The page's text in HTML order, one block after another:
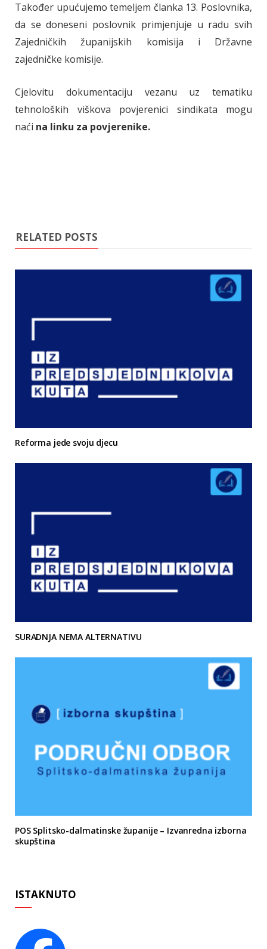
Također upućujemo temeljem članka 13. Poslovnika,
da se doneseni poslovnik primjenjuje u radu svih
Zajedničkih županijskih komisija i Državne
zajedničke komisije.
Cjelovitu dokumentaciju vezanu uz tematiku
tehnoloških viškova povjerenici sindikata mogu
naći na linku za povjerenike.
RELATED POSTS
Reforma jede svoju djecu
SURADNJA NEMA ALTERNATIVU
POS Splitsko-dalmatinske županije – Izvanredna izborna
skupština
ISTAKNUTO